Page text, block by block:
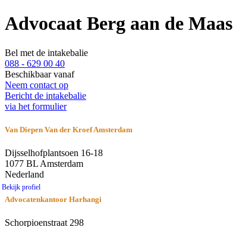
Advocaat Berg aan de Maas
Bel met de intakebalie
088 - 629 00 40
Beschikbaar vanaf
Neem contact op
Bericht de intakebalie
via het formulier
Van Diepen Van der Kroef Amsterdam
Dijsselhofplantsoen 16-18
1077 BL Amsterdam
Nederland
Bekijk profiel
Advocatenkantoor Harhangi
Schorpioenstraat 298